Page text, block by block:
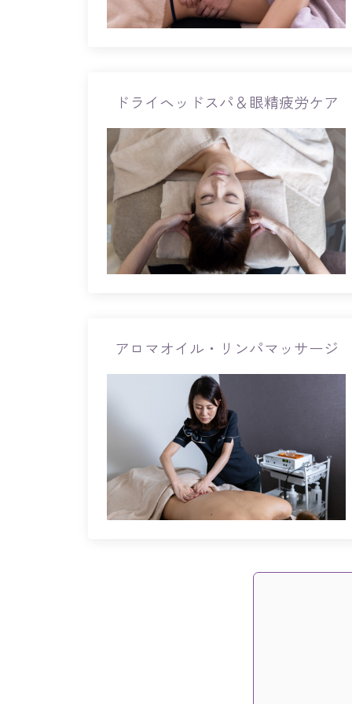
ドライヘッドスパ＆眼精疲労ケア
アロマオイル・リンパマッサージ